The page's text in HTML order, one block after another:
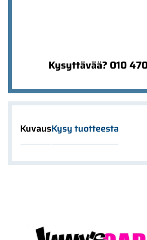
Kysyttävää? 010
KuvausKysy tuotteesta